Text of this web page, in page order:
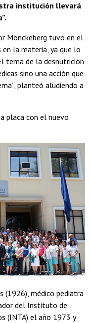
institución llevará
Mönckeberg tuvo en el
la materia, ya que lo
tema de la desnutrición
sino una acción que
planteó aludiendo a
placa con el nuevo
(1926), médico pediatra
del Instituto de
(INTA) el año 1973 y